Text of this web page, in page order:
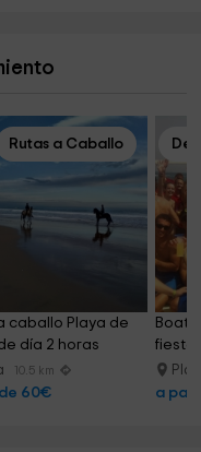
Rutas a Caballo
caballo Playa de
día 2 horas
10.5 km
60€
Boat
fiesta
a